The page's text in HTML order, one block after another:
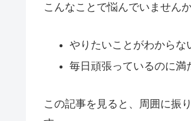
こんなことで悩んでいません
やりたいことがわからな
毎日頑張っているのに満
この記事を見ると、周囲に振